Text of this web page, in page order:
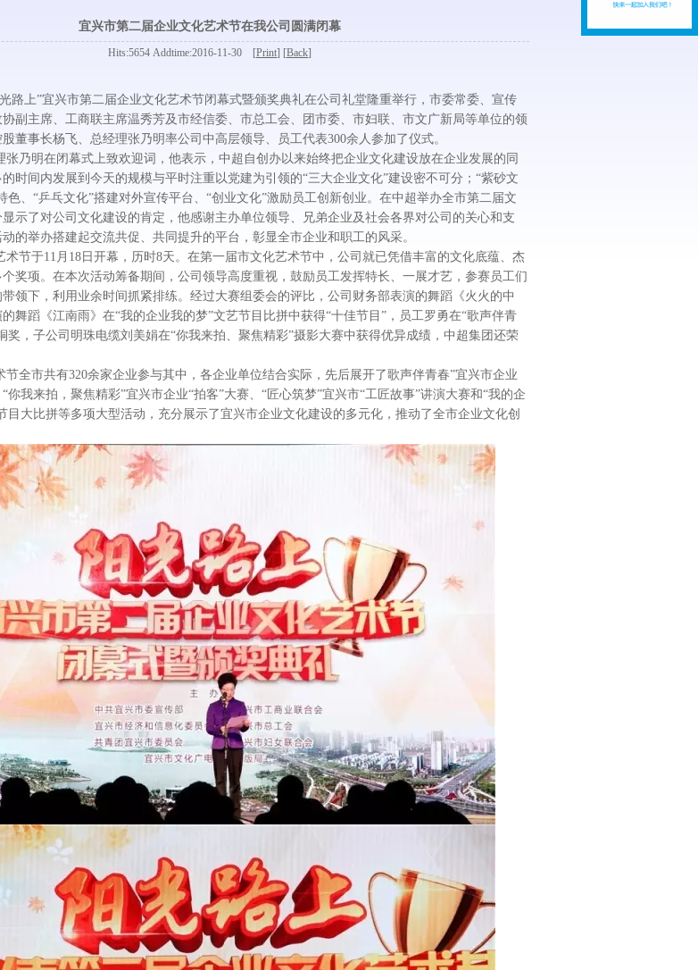
宜兴市第二届企业文化艺术节在我公司圆满闭幕
Hits:5654 Addtime:2016-11-30 [Print] [Back]
上”宜兴市第二届企业文化艺术节闭幕式暨颁奖典礼在公司礼堂隆重举行，市委常委、宣传
副主席、工商联主席温秀芳及市经信委、市总工会、团市委、市妇联、市文广新局等单位的领
董事长杨飞、总经理张乃明率公司中高层领导、员工代表300余人参加了仪式。
明在闭幕式上致欢迎词，他表示，中超自创办以来始终把企业文化建设放在企业发展的同
时间内发展到今天的规模与平时注重以党建为引领的“三大企业文化”建设密不可分；“紫砂文
色、“乒乓文化”搭建对外宣传平台、“创业文化”激励员工创新创业。在中超举办全市第二届文
示了对公司文化建设的肯定，他感谢主办单位领导、兄弟企业及社会各界对公司的关心和支
的举办搭建起交流共促、共同提升的平台，彰显全市企业和职工的风采。
于11月18日开幕，历时8天。在第一届市文化艺术节中，公司就已凭借丰富的文化底蕴、杰
奖项。在本次活动筹备期间，公司领导高度重视，鼓励员工发挥特长、一展才艺，参赛员工们
领下，利用业余时间抓紧排练。经过大赛组委会的评比，公司财务部表演的舞蹈《火火的中
舞蹈《江南雨》在“我的企业我的梦”文艺节目比拼中获得“十佳节目”，员工罗勇在“歌声伴青
奖，子公司明珠电缆刘美娟在“你我来拍、聚焦精彩”摄影大赛中获得优异成绩，中超集团还荣
市共有320余家企业参与其中，各企业单位结合实际，先后展开了歌声伴青春”宜兴市企业
你我来拍，聚焦精彩”宜兴市企业“拍客”大赛、“匠心筑梦”宜兴市“工匠故事”讲演大赛和“我的企
目大比拼等多项大型活动，充分展示了宜兴市企业文化建设的多元化，推动了全市企业文化创